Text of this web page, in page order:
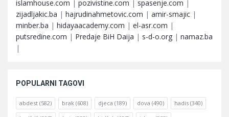
islamhouse.com | pozivistine.com | spasenje.com |
zijadljakic.ba | hajrudinahmetovic.com | amir-smajic |
minber.ba | hidayaacademy.com | el-asr.com |
putsredine.com | Predaje BiH Daija | s-d-o.org | namaz.ba
|
POPULARNI TAGOVI
abdest (582) brak (608) djeca (189) dova (490) hadis (340)